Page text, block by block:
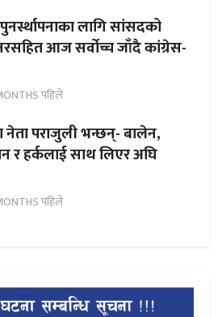
लागि सांसदको
आज सर्वोच्च जाँदै कांग्रेस-
पहिले
नेता पराजुली भन्छन्- बालेन,
र हर्कलाई साथ लिएर अघि
पहिले